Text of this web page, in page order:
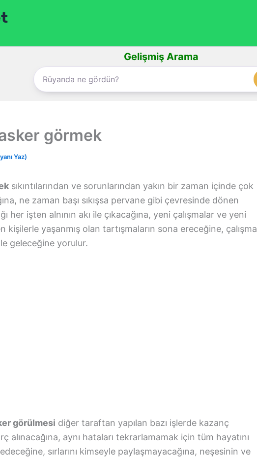
Gelişmiş Arama
görmek
Yaz)
sıkıntılarından ve sorunlarından yakın bir zaman içinde çok
ne zaman başı sıkışsa pervane gibi çevresinde dönen
her işten alnının akı ile çıkacağına, yeni çalışmalar ve yeni
yaşanmış olan tartışmaların sona ereceğine, çalışma
geleceğine yorulur.
görülmesi diğer taraftan yapılan bazı işlerde kazanç
alınacağına, aynı hataları tekrarlamamak için tüm hayatını
sırlarını kimseyle paylaşmayacağına, neşesinin ve